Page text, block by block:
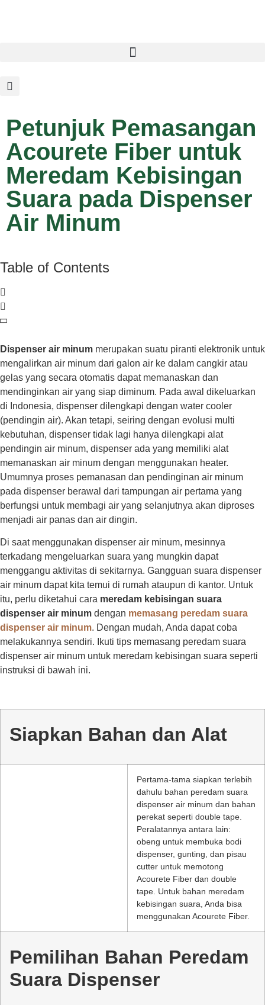
Petunjuk Pemasangan
Acourete Fiber untuk
Meredam Kebisingan
Suara pada Dispenser
Air Minum
Table of Contents
Dispenser air minum merupakan suatu piranti elektronik untuk
mengalirkan air minum dari galon air ke dalam cangkir atau
gelas yang secara otomatis dapat memanaskan dan
mendinginkan air yang siap diminum. Pada awal dikeluarkan
di Indonesia, dispenser dilengkapi dengan water cooler
(pendingin air). Akan tetapi, seiring dengan evolusi multi
kebutuhan, dispenser tidak lagi hanya dilengkapi alat
pendingin air minum, dispenser ada yang memiliki alat
memanaskan air minum dengan menggunakan heater.
Umumnya proses pemanasan dan pendinginan air minum
pada dispenser berawal dari tampungan air pertama yang
berfungsi untuk membagi air yang selanjutnya akan diproses
menjadi air panas dan air dingin.
Di saat menggunakan dispenser air minum, mesinnya
terkadang mengeluarkan suara yang mungkin dapat
menggangu aktivitas di sekitarnya. Gangguan suara dispenser
air minum dapat kita temui di rumah ataupun di kantor. Untuk
itu, perlu diketahui cara meredam kebisingan suara
dispenser air minum dengan memasang peredam suara
dispenser air minum. Dengan mudah, Anda dapat coba
melakukannya sendiri. Ikuti tips memasang peredam suara
dispenser air minum untuk meredam kebisingan suara seperti
instruksi di bawah ini.
Siapkan Bahan dan Alat
Pertama-tama siapkan terlebih
dahulu bahan peredam suara
dispenser air minum dan bahan
perekat seperti double tape.
Peralatannya antara lain:
obeng untuk membuka bodi
dispenser, gunting, dan pisau
cutter untuk memotong
Acourete Fiber dan double
tape. Untuk bahan meredam
kebisingan suara, Anda bisa
menggunakan Acourete Fiber.
Pemilihan Bahan Peredam
Suara Dispenser